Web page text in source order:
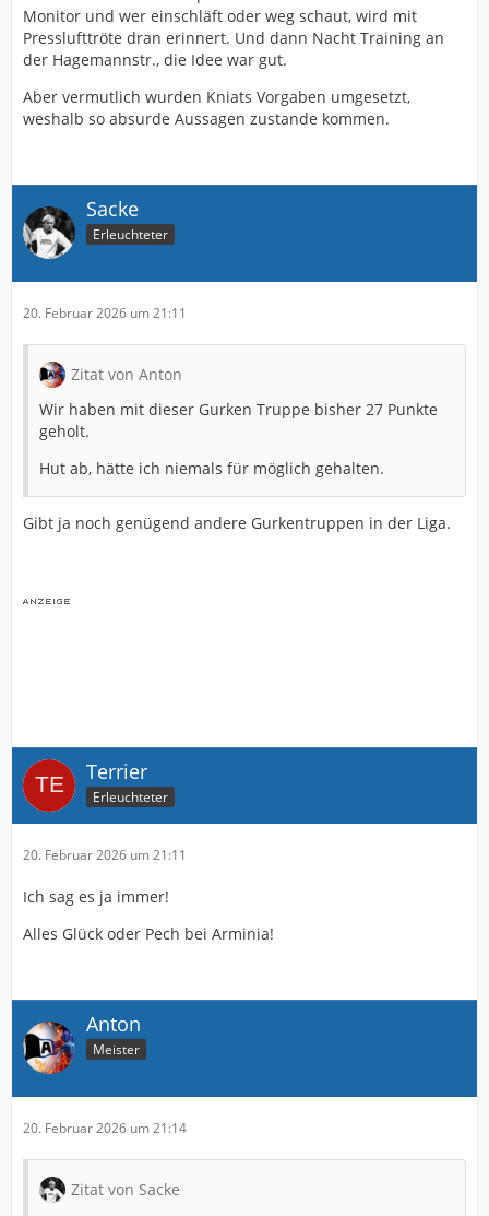
Monitor und wer einschläft oder weg schaut, wird mit
Presslufttröte dran erinnert. Und dann Nacht Training an
der Hagemannstr., die Idee war gut.
Aber vermutlich wurden Kniats Vorgaben umgesetzt,
weshalb so absurde Aussagen zustande kommen.
Sacke
Erleuchteter
20. Februar 2026 um 21:11
Zitat von Anton
Wir haben mit dieser Gurken Truppe bisher 27 Punkte
geholt.
Hut ab, hätte ich niemals für möglich gehalten.
Gibt ja noch genügend andere Gurkentruppen in der Liga.
Terrier
Erleuchteter
20. Februar 2026 um 21:11
Ich sag es ja immer!
Alles Glück oder Pech bei Arminia!
Anton
Meister
20. Februar 2026 um 21:14
Zitat von Sacke